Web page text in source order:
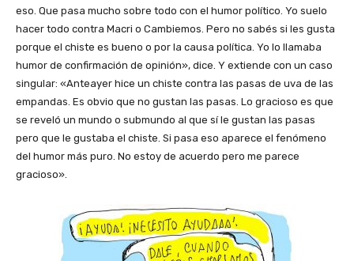
eso. Que pasa mucho sobre todo con el humor político. Yo suelo
hacer todo contra Macri o Cambiemos. Pero no sabés si les gusta
porque el chiste es bueno o por la causa política. Yo lo llamaba
humor de confirmación de opinión», dice. Y extiende con un caso
singular: «Anteayer hice un chiste contra las pasas de uva de las
empandas. Es obvio que no gustan las pasas. Lo gracioso es que
se reveló un mundo o submundo al que sí le gustan las pasas
pero que le gustaba el chiste. Si pasa eso aparece el fenómeno
del humor más puro. No estoy de acuerdo pero me parece
gracioso».